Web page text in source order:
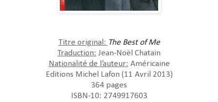
Titre original: The Best of Me
Traduction: Jean-Noël Chatain
Nationalité de l’auteur: Américaine
Editions Michel Lafon (11 Avril 2013)
364 pages
ISBN-10: 2749917603